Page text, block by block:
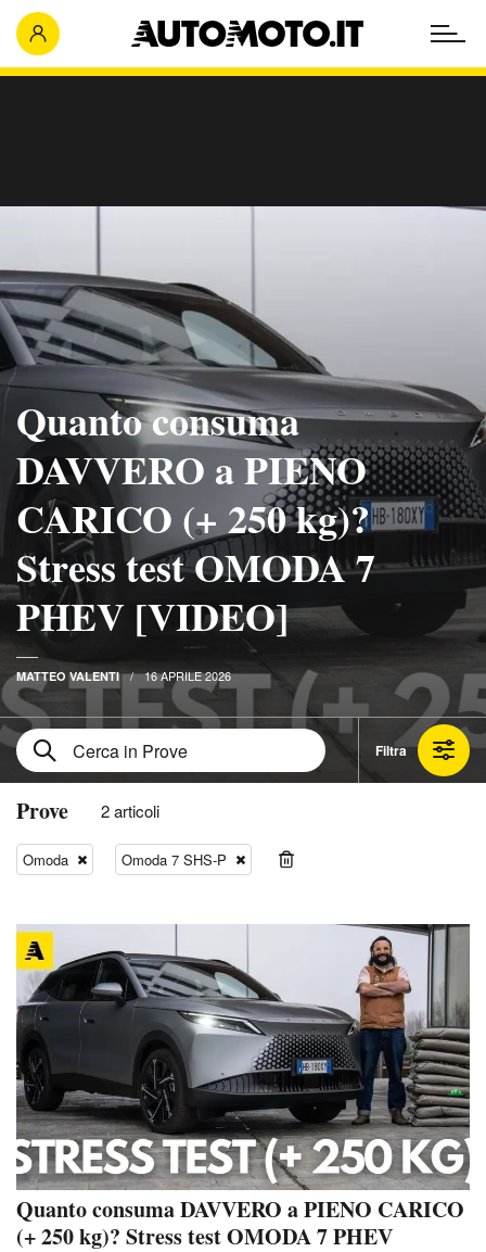
Quanto consuma
DAVVERO a PIENO
CARICO (+ 250 kg)?
Stress test OMODA 7
PHEV [VIDEO]
MATTEO VALENTI 16 APRILE 2026
Filtra
Prove 2 articoli
Omoda Omoda 7 SHS-P
Quanto consuma DAVVERO a PIENO CARICO
(+ 250 kg)? Stress test OMODA 7 PHEV